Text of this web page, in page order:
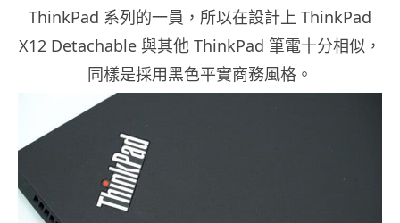
ThinkPad 系列的一員，所以在設計上 ThinkPad
X12 Detachable 與其他 ThinkPad 筆電十分相似，
同樣是採用黑色平實商務風格。